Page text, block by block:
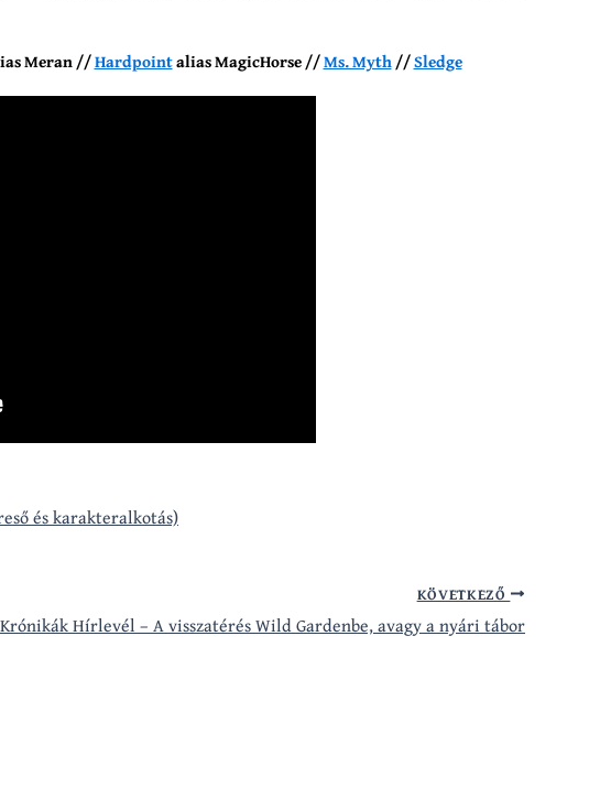
Meran //Hardpointalias MagicHorse //Ms. Myth//Sledge
és karakteralkotás)
KÖVETKEZŐ
Hírlevél – A visszatérés Wild Gardenbe, avagy a nyári tábor